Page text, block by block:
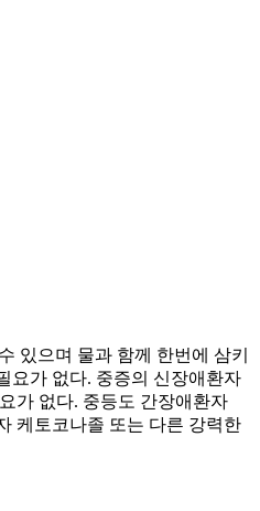
있으며 물과 함께 한번에 삼키
요가 없다. 중증의 신장애환자
가 없다. 중등도 간장애환자
케토코나졸 또는 다른 강력한